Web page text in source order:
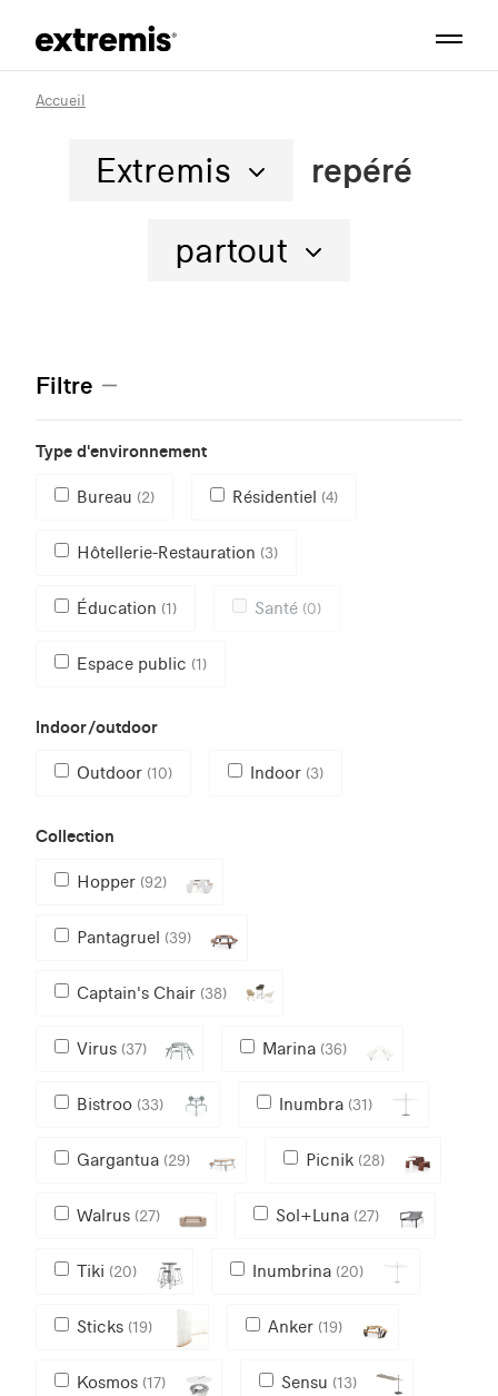
Accueil
Extremis
repéré
partout
Filtre
Type d'environnement
Bureau (2) Résidentiel (4)
Hôtellerie-Restauration (3)
Éducation (1) Santé (0)
Espace public (1)
Indoor/outdoor
Outdoor (10) Indoor (3)
Collection
Hopper (92)
Pantagruel (39)
Captain's Chair (38)
Virus (37) Marina (36)
Bistroo (33) Inumbra (31)
Gargantua (29) Picnik (28)
Walrus (27) Sol+Luna (27)
Tiki (20) Inumbrina (20)
Sticks (19) Anker (19)
Kosmos (17) Sensu (13)